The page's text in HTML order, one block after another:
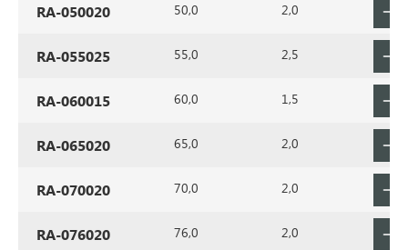
RA-050020 50,0 2,0
RA-055025 55,0 2,5
RA-060015 60,0 1,5
RA-065020 65,0 2,0
RA-070020 70,0 2,0
RA-076020 76,0 2,0